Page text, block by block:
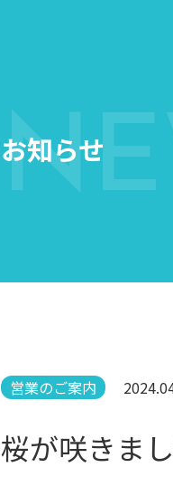
お知らせ
営業のご案内
桜が咲きま